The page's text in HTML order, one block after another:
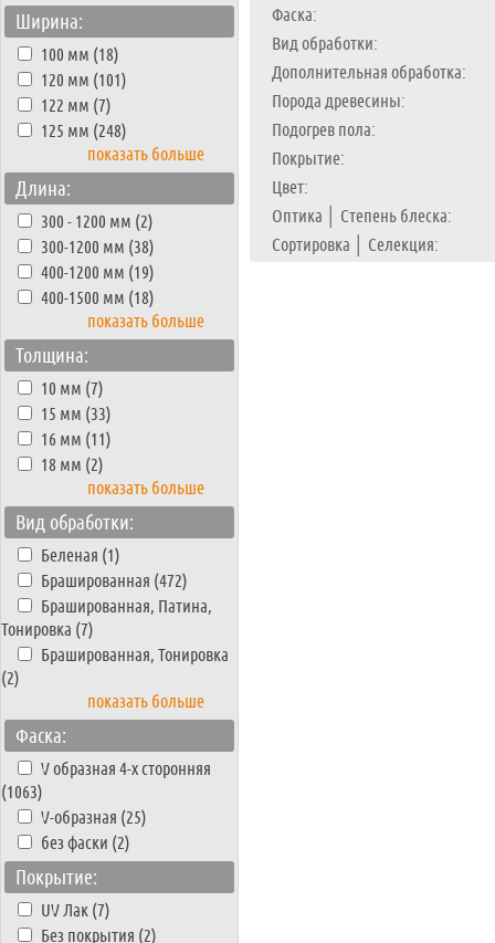
Ширина:
100 мм (18)
120 мм (101)
122 мм (7)
125 мм (248)
показать больше
Длина:
300 - 1200 мм (2)
300-1200 мм (38)
400-1200 мм (19)
400-1500 мм (18)
показать больше
Толщина:
10 мм (7)
15 мм (33)
16 мм (11)
18 мм (2)
показать больше
Вид обработки:
Беленая (1)
Брашированная (472)
Брашированная, Патина,
Тонировка (7)
Брашированная, Тонировка
(2)
показать больше
Фаска:
V образная 4-х сторонняя
(1063)
V-образная (25)
без фаски (2)
Покрытие:
UV Лак (7)
Без покрытия (2)
Фаска:
Вид обработки:
Дополнительная обработка:
Порода древесины:
Подогрев пола:
Покрытие:
Цвет:
Оптика │ Степень блеска:
Сортировка │ Селекция: